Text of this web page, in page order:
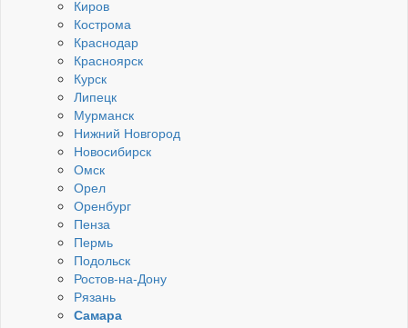
Киров
Кострома
Краснодар
Красноярск
Курск
Липецк
Мурманск
Нижний Новгород
Новосибирск
Омск
Орел
Оренбург
Пенза
Пермь
Подольск
Ростов-на-Дону
Рязань
Самара